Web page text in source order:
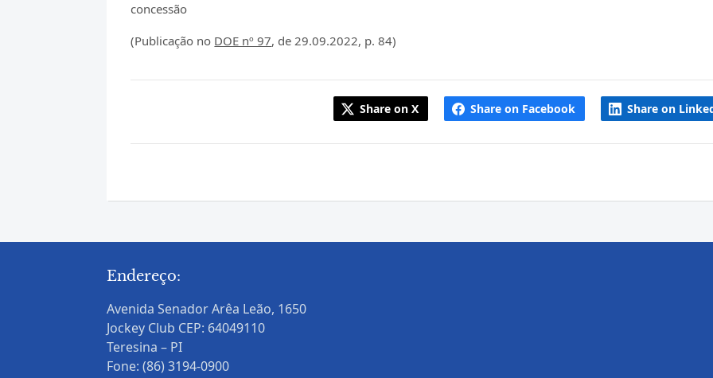
concessão
(Publicação no DOE nº 97, de 29.09.2022, p. 84)
Share on X Share on Facebook Share on
Endereço:
Avenida Senador Arêa Leão, 1650
Jockey Club CEP: 64049110
Teresina – PI
Fone: (86) 3194-0900